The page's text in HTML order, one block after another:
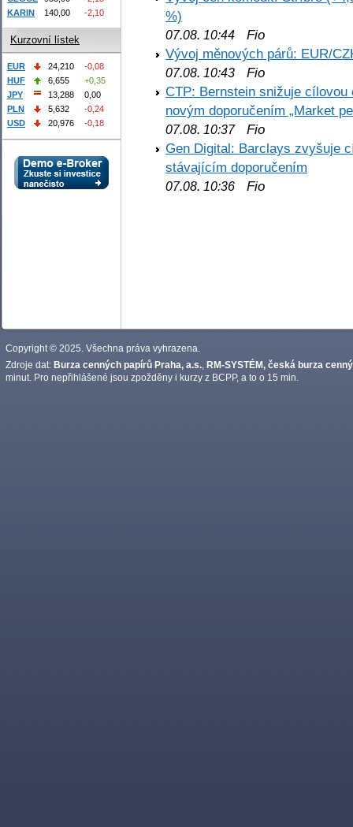
%)
07.08. 10:44 Fio
Vývoj měnových párů: EUR/
07.08. 10:43 Fio
CTP: Bernstein snižuje
novým doporučením „Market
07.08. 10:37Fio
Gen Digital: Barclays zvyšuje
stávajícím doporučením
07.08. 10:36 Fio
KARIN
140,00 -2,10
Kurzovní lístek
EUR 24,210
-0,08
HUF
6,655
+0,35
JPY
13,288
0,00
PLN
5,632
-0,24
USD
20,976 -0,18
Copyright © 2025. Všechna práva vyhrazena.
Zdroje dat: Burza cenných papírů Praha, a.s. RM-SYSTÉM, česká burza
minut. Pro nepřihlášené jsou zpožděny i kurzy z BCPP, a to o 15 min.